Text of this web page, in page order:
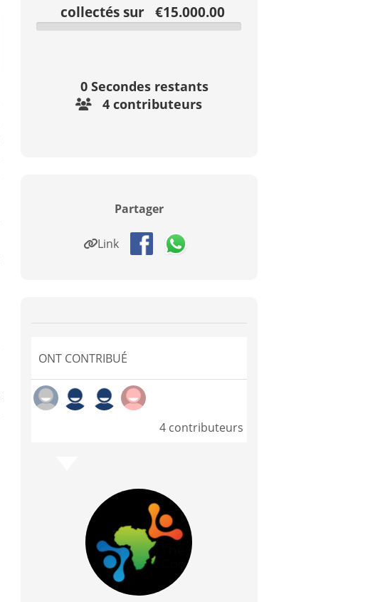
collectés sur €15.000.00
0Secondes restants
4 contributeurs
Partager
Link
ONT CONTRIBUÉ
4 contributeurs